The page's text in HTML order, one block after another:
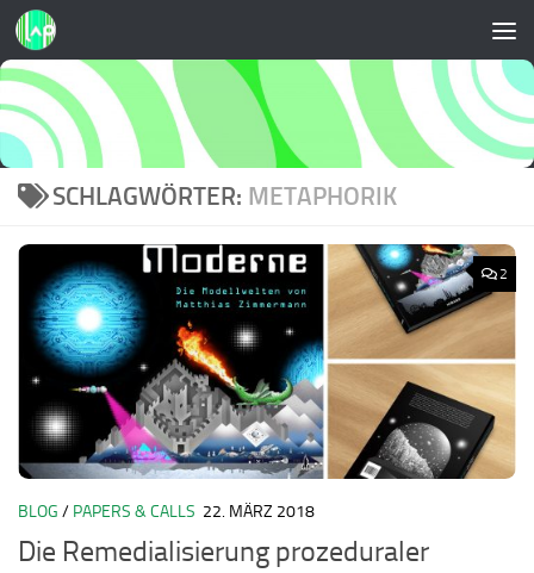
Zum Inhalt springen
SCHLAGWÖRTER: METAPHORIK
2
BLOG / PAPERS & CALLS 22. MÄRZ 2018
Die Remedialisierung prozeduraler